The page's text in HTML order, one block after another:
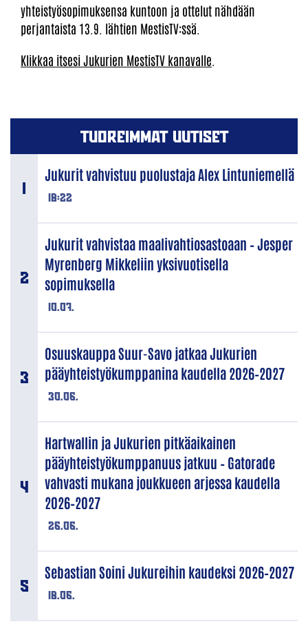
yhteistyösopimuksensa kuntoon ja ottelut nähdään
perjantaista 13.9. lähtien MestisTV:ssä.
Klikkaa itsesi Jukurien MestisTV kanavalle
TUOREIMMAT UUTISET
18:22
Jukurit vahvistuu puolustaja Alex Lintuniemellä
10.07.
Jukurit vahvistaa maalivahtiosastoaan – Jesper
Myrenberg Mikkeliin yksivuotisella
sopimuksella
30.06.
Osuuskauppa Suur-Savo jatkaa Jukurien
pääyhteistyökumppanina kaudella 2026–2027
26.06.
Hartwallin ja Jukurien pitkäaikainen
pääyhteistyökumppanuus jatkuu – Gatorade
vahvasti mukana joukkueen arjessa kaudella
2026–2027
18.06.
Sebastian Soini Jukureihin kaudeksi 2026–2027